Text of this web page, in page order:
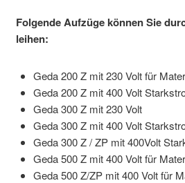
Folgende Aufzüge können Sie
leihen:
Geda 200 Z mit 230 Volt für
Geda 200 Z mit 400 Volt
Geda 300 Z mit 230 Volt
Geda 300 Z mit 400 Volt
Geda 300 Z / ZP mit 400Volt
Geda 500 Z mit 400 Volt für
Geda 500 Z/ZP mit 400 Volt für